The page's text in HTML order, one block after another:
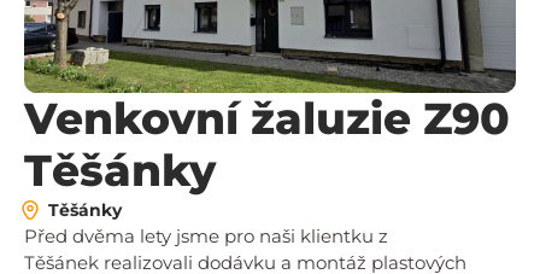
Venkovní žaluzie Z90
Těšánky
Těšánky
Před dvěma lety jsme pro naši klientku z
Těšánek realizovali dodávku a montáž plastových